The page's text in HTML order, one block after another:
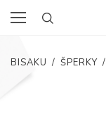
BISAKU / ŠPERKY /